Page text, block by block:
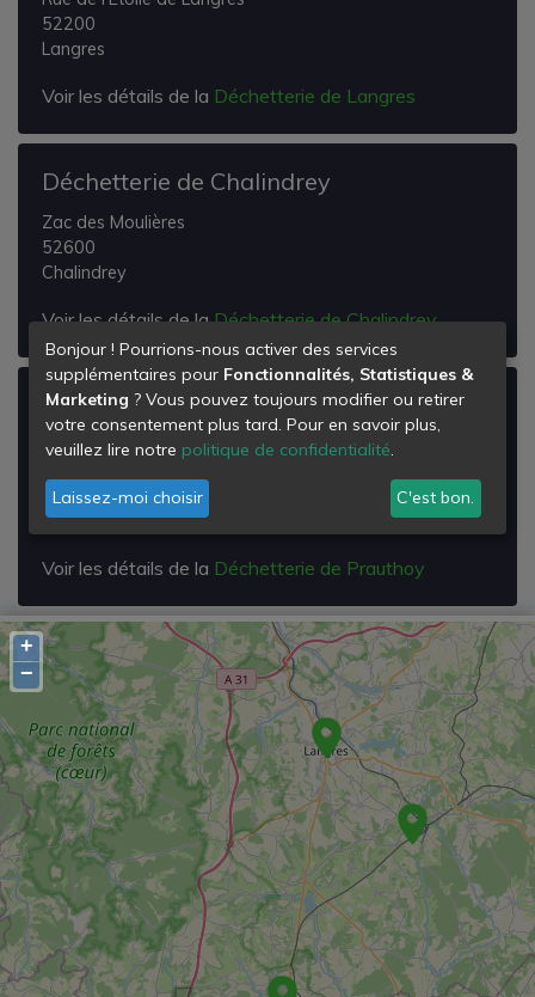
52200
Langres
Voir les détails de la Déchetterie de Langres
Déchetterie de Chalindrey
Zac des Moulières
52600
Chalindrey
Voir les détails de laDéchetterie de Chalindrey
Déchetterie de Prauthoy
Zi les Epinois Chanois
52190
Prauthoy
Voir les détails de la Déchetterie de Prauthoy
+
−
Bonjour ! Pourrions-nous activer des services
supplémentaires pour Fonctionnalités, Statistiques &
Marketing ? Vous pouvez toujours modifier ou retirer
votre consentement plus tard. Pour en savoir plus,
veuillez lire notre politique de confidentialité.
Laissez-moi choisir C'est bon.